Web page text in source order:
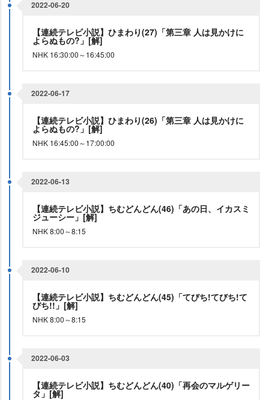
2022-06-20
【連続テレビ小説】ひまわり(27)「第三章 人は見かけに
よらぬもの?」[解]
NHK 16:30:00～16:45:00
2022-06-17
【連続テレビ小説】ひまわり(26)「第三章 人は見かけに
よらぬもの?」[解]
NHK 16:45:00～17:00:00
2022-06-13
【連続テレビ小説】ちむどんどん(46)「あの日、イカスミ
ジューシー」[解]
NHK 8:00～8:15
2022-06-10
【連続テレビ小説】ちむどんどん(45)「てびち!てびち!て
びち!!」[解]
NHK 8:00～8:15
2022-06-03
【連続テレビ小説】ちむどんどん(40)「再会のマルゲリー
タ」[解]